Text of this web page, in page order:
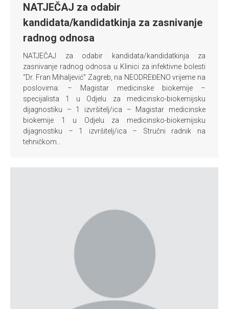
NATJEČAJ za odabir
kandidata/kandidatkinja za zasnivanje
radnog odnosa
NATJEČAJ za odabir kandidata/kandidatkinja za
zasnivanje radnog odnosa u Klinici za infektivne bolesti
“Dr. Fran Mihaljević” Zagreb, na NEODREĐENO vrijeme na
poslovima: – Magistar medicinske biokemije –
specijalista 1 u Odjelu za medicinsko-biokemijsku
dijagnostiku – 1 izvršitelj/ica – Magistar medicinske
biokemije 1 u Odjelu za medicinsko-biokemijsku
dijagnostiku – 1 izvršitelj/ica – Stručni radnik na
tehničkom…